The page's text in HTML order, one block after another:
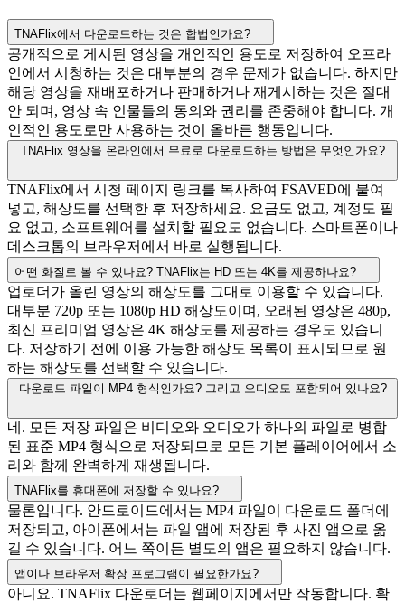
TNAFlix에서 다운로드하는 것은 합법인가요?
공개적으로 게시된 영상을 개인적인 용도로 저장하여 오프라
인에서 시청하는 것은 대부분의 경우 문제가 없습니다. 하지만
해당 영상을 재배포하거나 판매하거나 재게시하는 것은 절대
안 되며, 영상 속 인물들의 동의와 권리를 존중해야 합니다. 개
인적인 용도로만 사용하는 것이 올바른 행동입니다.
TNAFlix 영상을 온라인에서 무료로 다운로드하는 방법은 무엇인가요?
TNAFlix에서 시청 페이지 링크를 복사하여 FSAVED에 붙여
넣고, 해상도를 선택한 후 저장하세요. 요금도 없고, 계정도 필
요 없고, 소프트웨어를 설치할 필요도 없습니다. 스마트폰이나
데스크톱의 브라우저에서 바로 실행됩니다.
어떤 화질로 볼 수 있나요? TNAFlix는 HD 또는 4K를 제공하나요?
업로더가 올린 영상의 해상도를 그대로 이용할 수 있습니다.
대부분 720p 또는 1080p HD 해상도이며, 오래된 영상은 480p,
최신 프리미엄 영상은 4K 해상도를 제공하는 경우도 있습니
다. 저장하기 전에 이용 가능한 해상도 목록이 표시되므로 원
하는 해상도를 선택할 수 있습니다.
다운로드 파일이 MP4 형식인가요? 그리고 오디오도 포함되어 있나요?
네. 모든 저장 파일은 비디오와 오디오가 하나의 파일로 병합
된 표준 MP4 형식으로 저장되므로 모든 기본 플레이어에서 소
리와 함께 완벽하게 재생됩니다.
TNAFlix를 휴대폰에 저장할 수 있나요?
물론입니다. 안드로이드에서는 MP4 파일이 다운로드 폴더에
저장되고, 아이폰에서는 파일 앱에 저장된 후 사진 앱으로 옮
길 수 있습니다. 어느 쪽이든 별도의 앱은 필요하지 않습니다.
앱이나 브라우저 확장 프로그램이 필요한가요?
아니요. TNAFlix 다운로더는 웹페이지에서만 작동합니다. 확